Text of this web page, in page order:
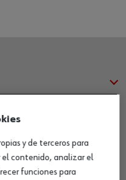
y de terceros para
contenido, analizar el
funciones para